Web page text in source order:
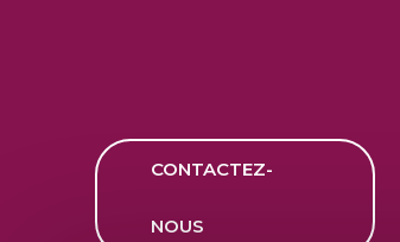
CONTACTEZ-
NOUS